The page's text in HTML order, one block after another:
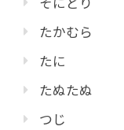
たかむら
たに
たぬたぬ
つじ